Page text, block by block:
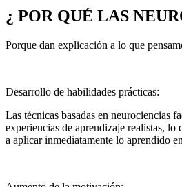
¿ POR QUÉ LAS
Porque dan explicación a lo que
Desarrollo de habilidades prácticas:
Las técnicas basadas en neurociencias
experiencias de aprendizaje realistas, lo
a aplicar inmediatamente lo aprendido